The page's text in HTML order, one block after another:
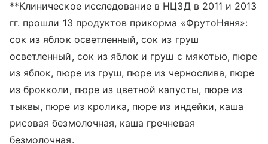
**Клиническое исследование в НЦЗД в 2011 и 2013
гг. прошли 13 продуктов прикорма «ФрутоНяня»:
сок из яблок осветленный, сок из груш
осветленный, сок из яблок и груш с мякотью, пюре
из яблок, пюре из груш, пюре из чернослива, пюре
из брокколи, пюре из цветной капусты, пюре из
тыквы, пюре из кролика, пюре из индейки, каша
рисовая безмолочная, каша гречневая
безмолочная.